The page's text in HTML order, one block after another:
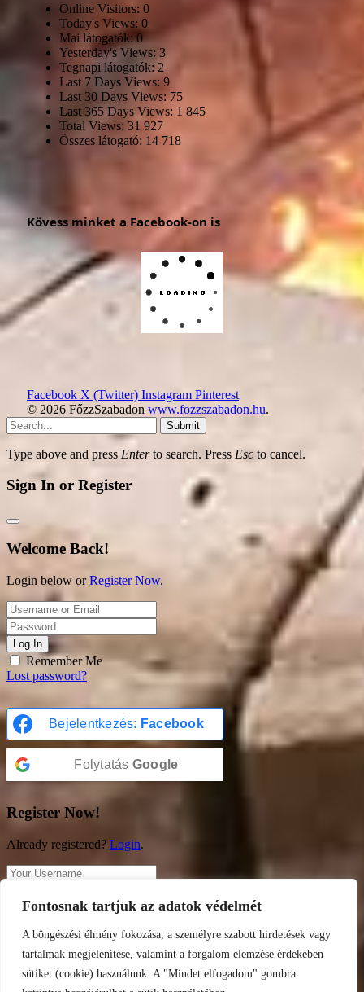
Fontosnak tartjuk az adatok védelmét
A böngészési élmény fokozása, a személyre szabott hirdetések vagy
tartalmak megjelenítése, valamint a forgalom elemzése érdekében
sütiket (cookie) használunk. A "Mindet elfogadom" gombra
Online Visitors: 0
Today's Views: 0
Mai látogatók:0
Yesterday's Views: 3
Tegnapi látogatók: 2
Last 7 Days Views: 9
Last 30 Days Views: 75
Last 365 Days Views: 1 845
Total Views: 31 927
Összes látogató: 14 718
Kövess minket a Facebook-on is
Facebook X (Twitter) Instagram Pinterest
© 2026 FőzzSzabadon www.fozzszabadon.hu.
Submit
Type above and press Enterto search. Press Esc to cancel.
Sign In or Register
Welcome Back!
Login below orRegister Now.
Log In
Remember Me
Lost password?
Bejelentkezés: Facebook
Folytatás Google
Register Now!
Already registered? Login.
Register
A password will be e-mailed to you.